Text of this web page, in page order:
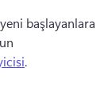
başlayanlara
.